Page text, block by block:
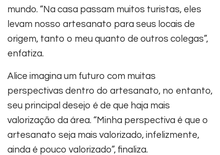
mundo. “Na casa passam muitos turistas, eles
levam nosso artesanato para seus locais de
origem, tanto o meu quanto de outros colegas”,
enfatiza.
Alice imagina um futuro com muitas
perspectivas dentro do artesanato, no entanto,
seu principal desejo é de que haja mais
valorização da área. “Minha perspectiva é que o
artesanato seja mais valorizado, infelizmente,
ainda é pouco valorizado”, finaliza.